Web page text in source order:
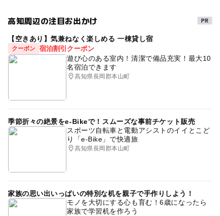
GW(ゴールデンウィーク)2027
GW(ゴールデンウィーク)2015 子どもお泊り
シルバーウィーク2026 親子でお泊り 三連休 絶景
秋のお出かけ2026 GW 大浴場
高知周辺の注目お出かけ
【空きあり】気兼ねなく楽しめる 一棟貸し宿
クーポン 宿泊割引クーポン
遊び心のある室内！清潔で備品充実！最大10
名宿泊できます
高知県長岡郡本山町
季節折々の絶景をe-Bikeで！スムーズな事前チケット販売
スポーツ自転車と電動アシストのイイとこど
り「e-Bike」で快適旅
高知県長岡郡本山町
家族の思い出いっぱいの特別な机を親子で手作りしよう！
モノを大切にする心も育む！6歳になったら
家族で学習机を作ろう